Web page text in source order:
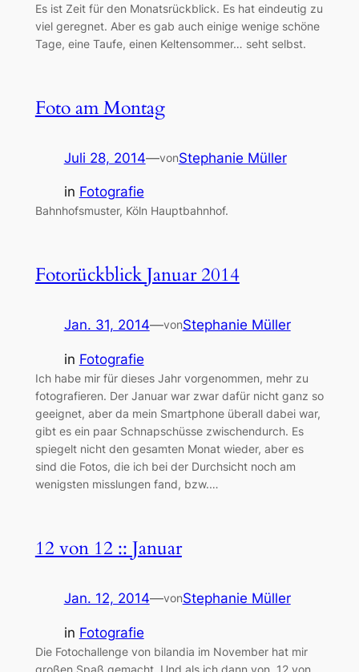
Es ist Zeit für den Monatsrückblick. Es hat eindeutig zu
viel geregnet. Aber es gab auch einige wenige schöne
Tage, eine Taufe, einen Keltensommer… seht selbst.
Foto am Montag
Juli 28, 2014—vonStephanie Müller
in Fotografie
Bahnhofsmuster, Köln Hauptbahnhof.
Fotorückblick Januar 2014
Jan. 31, 2014—vonStephanie Müller
in Fotografie
Ich habe mir für dieses Jahr vorgenommen, mehr zu
fotografieren. Der Januar war zwar dafür nicht ganz so
geeignet, aber da mein Smartphone überall dabei war,
gibt es ein paar Schnapschüsse zwischendurch. Es
spiegelt nicht den gesamten Monat wieder, aber es
sind die Fotos, die ich bei der Durchsicht noch am
wenigsten misslungen fand, bzw.…
12 von 12 :: Januar
Jan. 12, 2014—vonStephanie Müller
in Fotografie
Die Fotochallenge von bilandia im November hat mir
großen Spaß gemacht. Und als ich dann von „12 von